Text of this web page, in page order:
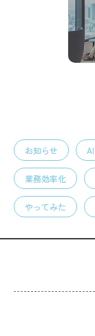
お知らせ AI
業務効率化
やってみた